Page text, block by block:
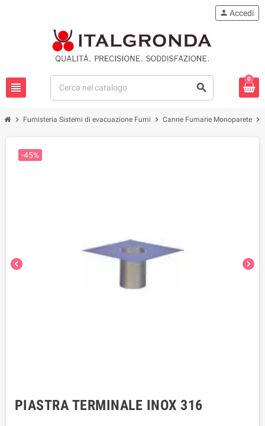
view_headline search
person Accedi
0
chevron_right Fumisteria Sistemi di evacuazione Fumi chevron_right Canne Fumarie Monoparete chevron_right
chevron_left chevron_right
-45%
PIASTRA TERMINALE INOX 316